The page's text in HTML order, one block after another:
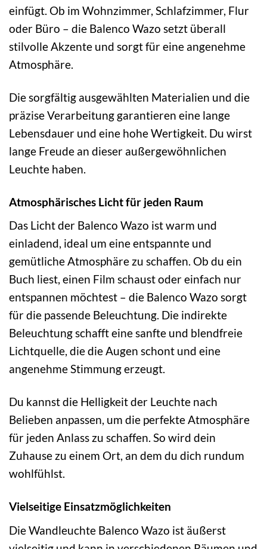
einfügt. Ob im Wohnzimmer, Schlafzimmer, Flur
oder Büro – die Balenco Wazo setzt überall
stilvolle Akzente und sorgt für eine angenehme
Atmosphäre.
Die sorgfältig ausgewählten Materialien und die
präzise Verarbeitung garantieren eine lange
Lebensdauer und eine hohe Wertigkeit. Du wirst
lange Freude an dieser außergewöhnlichen
Leuchte haben.
Atmosphärisches Licht für jeden Raum
Das Licht der Balenco Wazo ist warm und
einladend, ideal um eine entspannte und
gemütliche Atmosphäre zu schaffen. Ob du ein
Buch liest, einen Film schaust oder einfach nur
entspannen möchtest – die Balenco Wazo sorgt
für die passende Beleuchtung. Die indirekte
Beleuchtung schafft eine sanfte und blendfreie
Lichtquelle, die die Augen schont und eine
angenehme Stimmung erzeugt.
Du kannst die Helligkeit der Leuchte nach
Belieben anpassen, um die perfekte Atmosphäre
für jeden Anlass zu schaffen. So wird dein
Zuhause zu einem Ort, an dem du dich rundum
wohlfühlst.
Vielseitige Einsatzmöglichkeiten
Die Wandleuchte Balenco Wazo ist äußerst